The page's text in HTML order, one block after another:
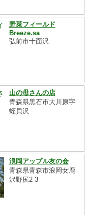
野菜フィールド
Breeze.sa
弘前市十面沢
山の母さんの店
青森県黒石市大川原字
蛭貝沢
浪岡アップル友の会
青森県青森市浪岡女鹿
沢野尻2-3